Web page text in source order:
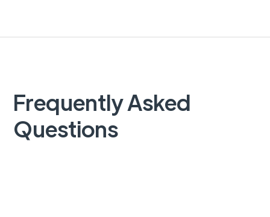
Frequently Asked
Questions